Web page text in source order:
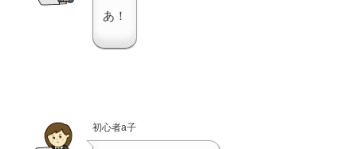
あ！
初心者a子